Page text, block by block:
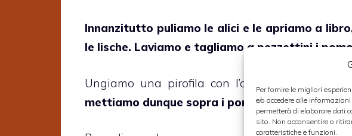
Per fornire le migliori
e/o accedere alle
permetterà di elaborare dati
sito. Non acconsentire o
caratteristiche e funzioni.
Innanzitutto puliamo le alici e le apriamo a
le lische. Laviamo e tagliamo a pezzettini i
Ungiamo una pirofila con l’olio e copriamo il
mettiamo dunque sopra i pomodori, l’aglio,